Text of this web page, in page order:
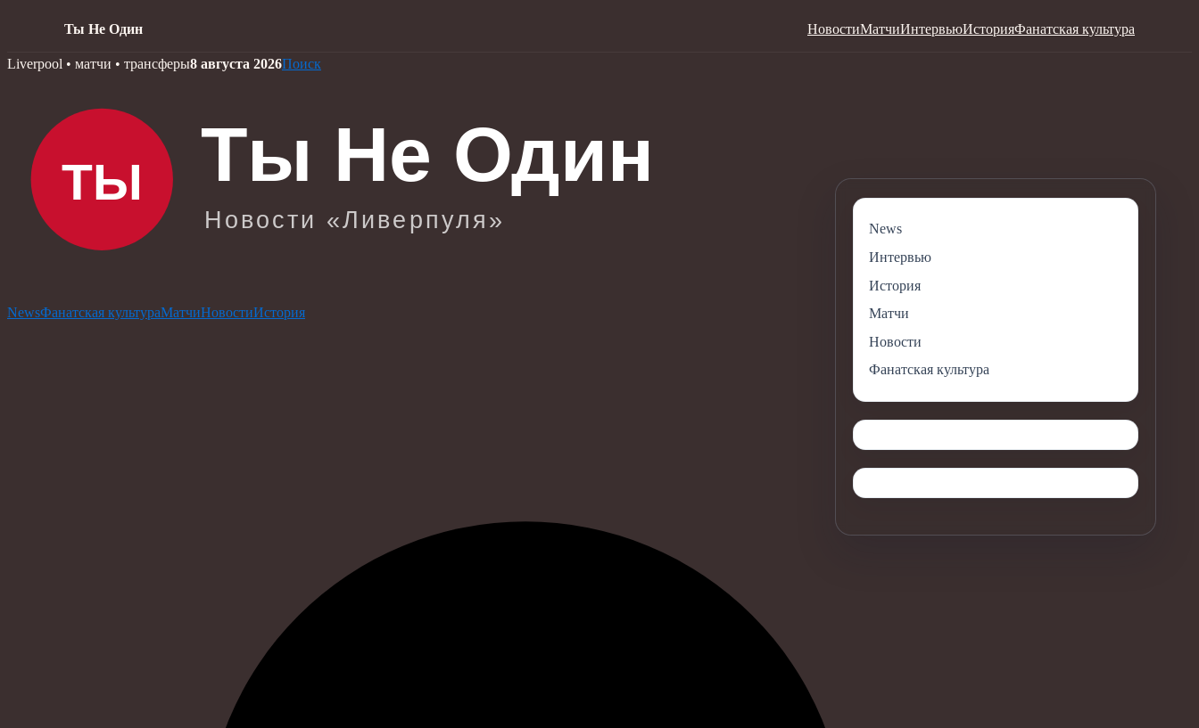
Ты Не Один НовостиМатчиИнтервьюИсторияФанатская культура
Skip
Liverpool • матчи • трансферы8 августа 2026Поиск
NewsФанатская культураМатчиНовостиИстория
News
Интервью
История
Матчи
Новости
Фанатская культура